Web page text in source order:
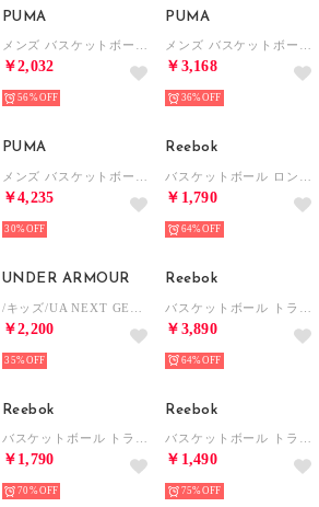
PUMA
￥2,032
56%
PUMA
￥3,168
36%
PUMA
￥4,235
30%
Reebok
￥1,790
64%
UNDER ARMOUR
￥2,200
35%
Reebok
￥3,890
64%
Reebok
￥1,790
70%
Reebok
￥1,490
75%